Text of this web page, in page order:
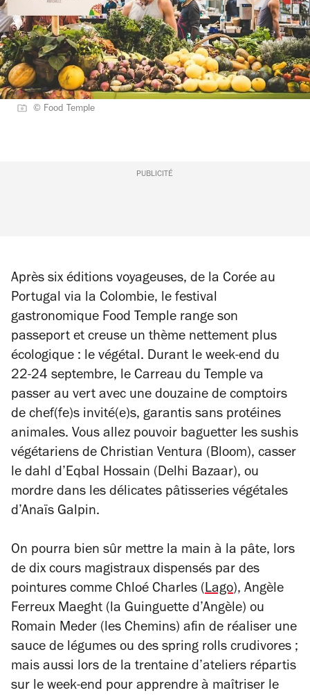
© Food Temple
PUBLICITÉ
Après six éditions voyageuses, de la Corée au
Portugal via la Colombie, le festival
gastronomique Food Temple range son
passeport et creuse un thème nettement plus
écologique : le végétal. Durant le week-end du
22-24 septembre, le Carreau du Temple va
passer au vert avec une douzaine de comptoirs
de chef(fe)s invité(e)s, garantis sans protéines
animales. Vous allez pouvoir baguetter les sushis
végétariens de Christian Ventura (Bloom), casser
le dahl d’Eqbal Hossain (Delhi Bazaar), ou
mordre dans les délicates pâtisseries végétales
d’Anaïs Galpin.
On pourra bien sûr mettre la main à la pâte, lors
de dix cours magistraux dispensés par des
pointures comme Chloé Charles (Lago), Angèle
Ferreux Maeght (la Guinguette d’Angèle) ou
Romain Meder (les Chemins) afin de réaliser une
sauce de légumes ou des spring rolls crudivores ;
mais aussi lors de la trentaine d’ateliers répartis
sur le week-end pour apprendre à maîtriser le